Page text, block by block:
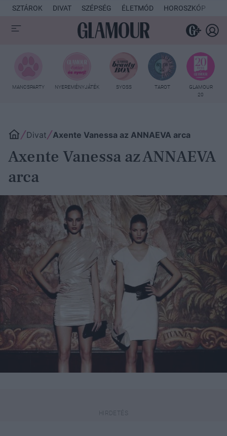
SZTÁROK DIVAT SZÉPSÉG ÉLETMÓD HOROSZKÓP
MANCSPARTY NYEREMÉNYJÁTÉK SYOSS TAROT
GLAMOUR
20
Divat Axente Vanessa az ANNAEVA arca
Axente Vanessa az ANNAEVA
arca